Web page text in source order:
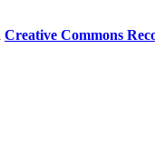
Creative Commons